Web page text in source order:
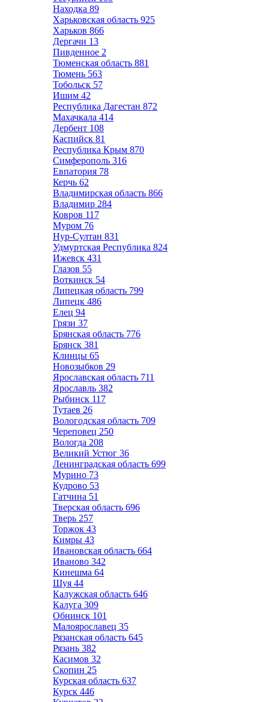
Находка 89
Харьковская область 925
Харьков 866
Дергачи 13
Пивденное 2
Тюменская область 881
Тюмень 563
Тобольск 57
Ишим 42
Республика Дагестан 872
Махачкала 414
Дербент 108
Каспийск 81
Республика Крым 870
Симферополь 316
Евпатория 78
Керчь 62
Владимирская область 866
Владимир 284
Ковров 117
Муром 76
Нур-Султан 831
Удмуртская Республика 824
Ижевск 431
Глазов 55
Воткинск 54
Липецкая область 799
Липецк 486
Елец 94
Грязи 37
Брянская область 776
Брянск 381
Клинцы 65
Новозыбков 29
Ярославская область 711
Ярославль 382
Рыбинск 117
Тутаев 26
Вологодская область 709
Череповец 250
Вологда 208
Великий Устюг 36
Ленинградская область 699
Мурино 73
Кудрово 53
Гатчина 51
Тверская область 696
Тверь 257
Торжок 43
Кимры 43
Ивановская область 664
Иваново 342
Кинешма 64
Шуя 44
Калужская область 646
Калуга 309
Обнинск 101
Малоярославец 35
Рязанская область 645
Рязань 382
Касимов 32
Скопин 25
Курская область 637
Курск 446